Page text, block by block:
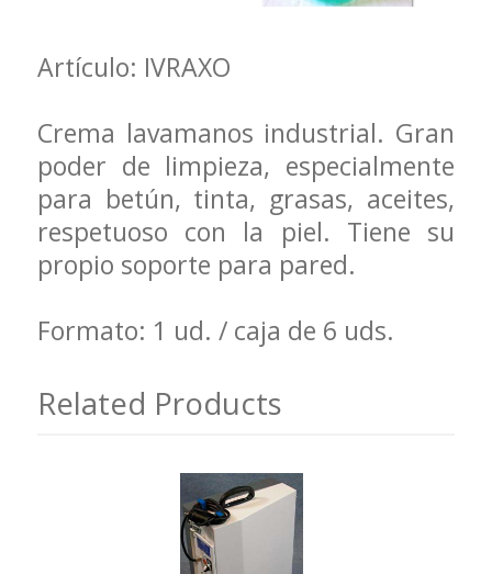
Artículo: IVRAXO
Crema lavamanos industrial. Gran
poder de limpieza, especialmente
para betún, tinta, grasas, aceites,
respetuoso con la piel. Tiene su
propio soporte para pared.
Formato: 1 ud. / caja de 6 uds.
Related Products